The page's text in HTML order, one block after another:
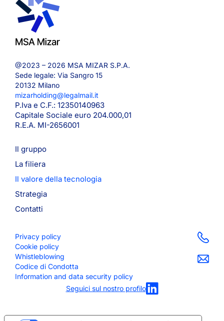
@2023 – 2026 MSA MIZAR S.P.A.
Sede legale: Via Sangro 15
20132 Milano
mizarholding@legalmail.it
P.Iva e C.F.: 12350140963
Capitale Sociale euro 204.000,01
R.E.A. MI-2656001
Il gruppo
La filiera
Il valore della tecnologia
Strategia
Contatti
Privacy policy
Cookie policy
Whistleblowing
Codice di Condotta
Information and data security policy
Seguici sul nostro profilo